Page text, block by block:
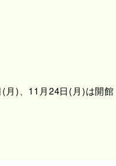
月)、11月24日(月)は開館